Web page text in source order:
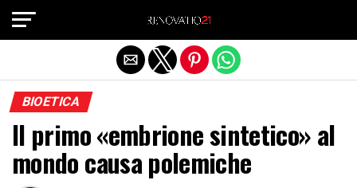
BIOETICA
Il primo «embrione sintetico» al
mondo causa polemiche
Exit mobile version